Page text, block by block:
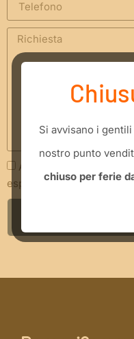
Acconsento che i miei
espresso nellaPrivacy
​Si avvisano i
nostro punto
chiuso per ferie